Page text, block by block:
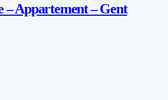
– Appartement – Gent